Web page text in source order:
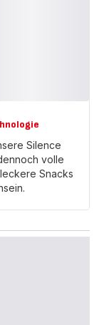
Silence
volle
Snacks